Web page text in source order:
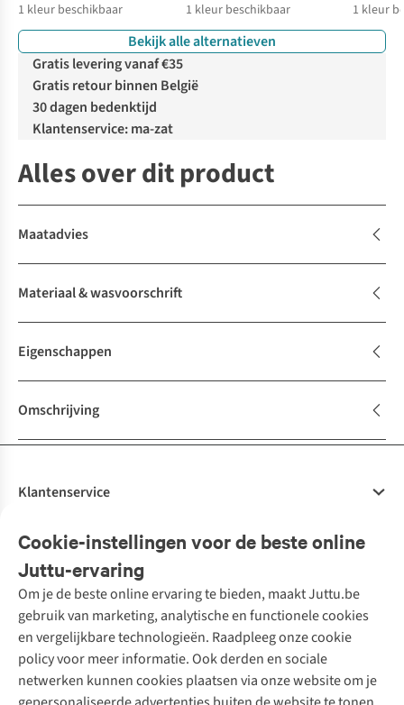
1 kleur beschikbaar 1 kleur beschikbaar 1 kleur
Bekijk alle alternatieven
Gratis levering vanaf €35
Gratis retour binnen België
30 dagen bedenktijd
Klantenservice: ma-zat
Alles over dit product
Maatadvies
Materiaal & wasvoorschrift
Eigenschappen
Omschrijving
Cookie-instellingen voor de beste online
Juttu-ervaring
Om je de beste online ervaring te bieden, maakt Juttu.be
gebruik van marketing, analytische en functionele cookies
en vergelijkbare technologieën. Raadpleeg onze cookie
policy voor meer informatie. Ook derden en sociale
netwerken kunnen cookies plaatsen via onze website om je
Klantenservice
Bestellen
Betalen
10% studentenkorting
Klarna - achteraf betalen
Levering
Retourneren
Bestelling herroepen
Onze diensten
Tweedehands - ReJUsed
Kledingatelier
Personal shopping
Textielbox
Events / workshops
Juttu
Over ons
Juttu Friends
Inspiratie
Werken bij Juttu
Merken
Nathalie Vleeschouwer